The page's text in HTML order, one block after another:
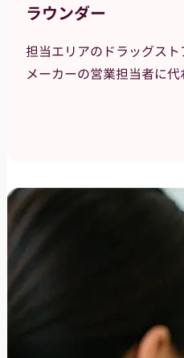
ラウンダー
担当エリアのドラッグス
メーカーの営業担当者に